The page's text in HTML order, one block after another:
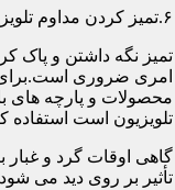
۶.تمیز کردن مداوم تلویزیون
تمیز نگه داشتن و پاک
امری ضروری است.برای
محصولات و پارچه
تلویزیون است استفاده
گاهی اوقات گرد و
تأثیر بر روی دید می